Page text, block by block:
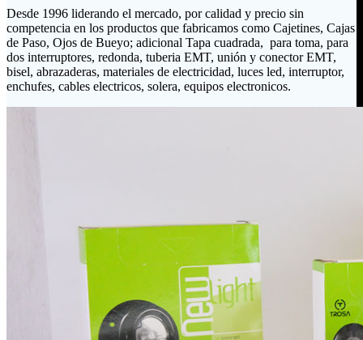
Desde 1996 liderando el mercado, por calidad y precio sin
competencia en los productos que fabricamos como Cajetines, Cajas
de Paso, Ojos de Bueyo; adicional Tapa cuadrada, para toma, para
dos interruptores, redonda, tuberia EMT, unión y conector EMT,
bisel, abrazaderas, materiales de electricidad, luces led, interruptor,
enchufes, cables electricos, solera, equipos electronicos.